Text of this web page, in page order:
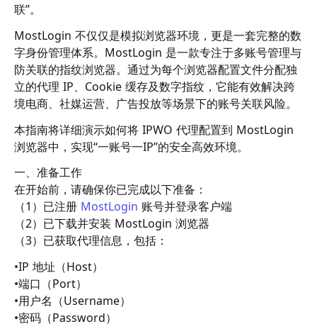
联”。
MostLogin 不仅仅是模拟浏览器环境，更是一套完整的数
字身份管理体系。MostLogin 是一款专注于多账号管理与
防关联的指纹浏览器。通过为每个浏览器配置文件分配独
立的代理 IP、Cookie 缓存及数字指纹，它能有效解决跨
境电商、社媒运营、广告投放等场景下的账号关联风险。
本指南将详细演示如何将 IPWO 代理配置到 MostLogin
浏览器中，实现“一账号一IP”的安全高效环境。
一、准备工作
在开始前，请确保你已完成以下准备：
（1）已注册 MostLogin 账号并登录客户端
（2）已下载并安装 MostLogin 浏览器
（3）已获取代理信息，包括：
•IP 地址（Host）
•端口（Port）
•用户名（Username）
•密码（Password）